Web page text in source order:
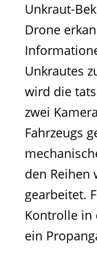
Unkraut-
Drone
Unkrautes
wird die
zwei
Fahrzeugs
den Reihen
gearbeitet.
Kontrolle in
ein